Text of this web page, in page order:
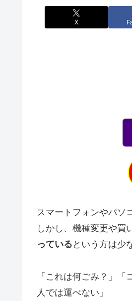
X
スマートフォンやパソ
しかし、機種変更や買
っている という方は少
「これは何ごみ？」
人では運べない」